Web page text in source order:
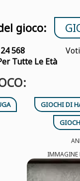
gioco:
24 568
Tutte Le Età
GIOCHI DI
IMMAGINE